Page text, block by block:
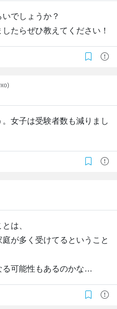
でしょうか？
たらぜひ教えてください！
女子は受験者数も減りまし
は、
が多く受けてるということ
る可能性もあるのかな…